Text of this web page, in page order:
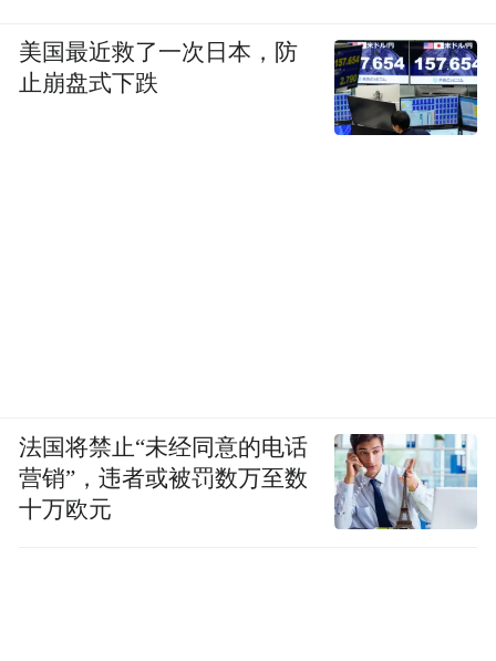
美国最近救了一次日本，防
止崩盘式下跌
法国将禁止“未经同意的电话
营销”，违者或被罚数万至数
十万欧元